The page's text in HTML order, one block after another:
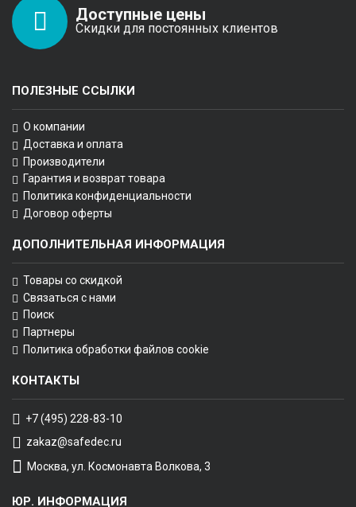
Доступные цены
Скидки для постоянных клиентов
ПОЛЕЗНЫЕ ССЫЛКИ
О компании
Доставка и оплата
Производители
Гарантия и возврат товара
Политика конфиденциальности
Договор оферты
ДОПОЛНИТЕЛЬНАЯ ИНФОРМАЦИЯ
Товары со скидкой
Связаться с нами
Поиск
Партнеры
Политика обработки файлов cookie
КОНТАКТЫ
+7 (495) 228-83-10
zakaz@safedec.ru
Москва, ул. Космонавта Волкова, 3
ЮР. ИНФОРМАЦИЯ